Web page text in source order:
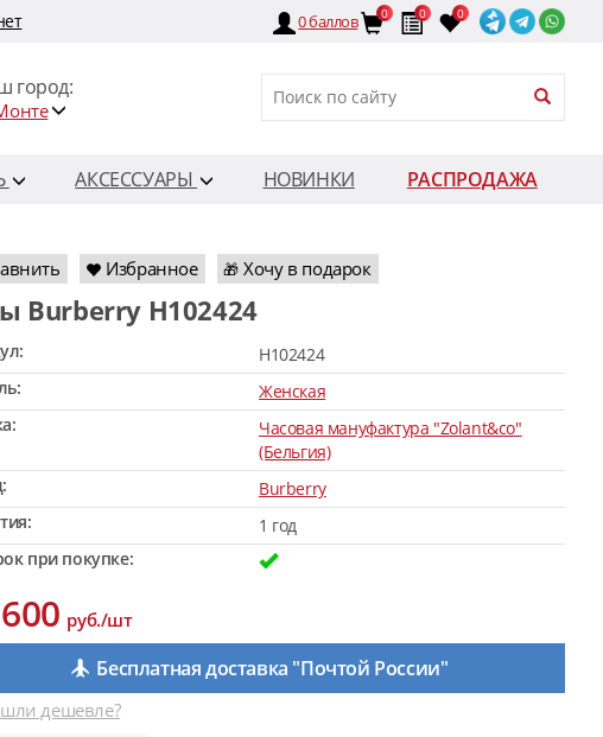
0баллов 0 0 0
город:
АКСЕССУАРЫ НОВИНКИ
РАСПРОДАЖА
Избранное 🎁 Хочу в подарок
Burberry H102424
H102424
Женская
Часовая мануфактура "Zolant&co"
(Бельгия)
Burberry
1 год
при покупке:
руб./шт
Бесплатная доставка "Почтой России"
дешевле?